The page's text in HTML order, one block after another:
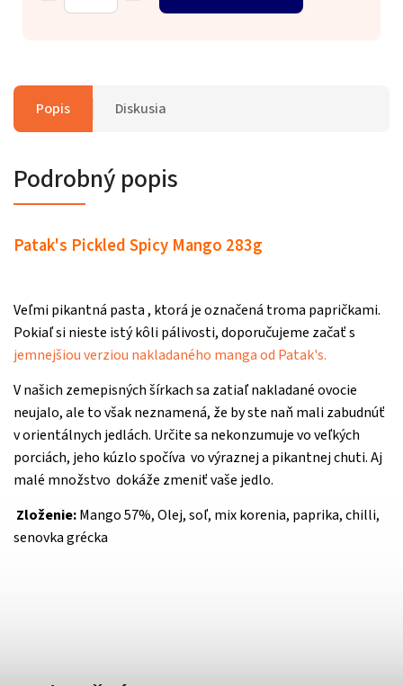
Popis Diskusia
Podrobný popis
Patak's Pickled Spicy Mango 283g
Veľmi pikantná pasta , ktorá je označená troma papričkami.
Pokiaľ si nieste istý kôli pálivosti, doporučujeme začať s
jemnejšiou verziou nakladaného manga od Patak's.
V našich zemepisných šírkach sa zatiaľ nakladané ovocie
neujalo, ale to však neznamená, že by ste naň mali zabudnúť
v orientálnych jedlách. Určite sa nekonzumuje vo veľkých
porciách, jeho kúzlo spočíva vo výraznej a pikantnej chuti. Aj
malé množstvo dokáže zmeniť vaše jedlo.
Zloženie:Mango 57%, Olej, soľ, mix korenia, paprika, chilli,
senovka grécka